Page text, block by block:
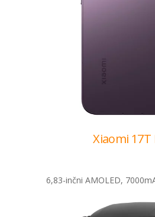
Xiaomi 17T
6,83-inčni AMOLED,